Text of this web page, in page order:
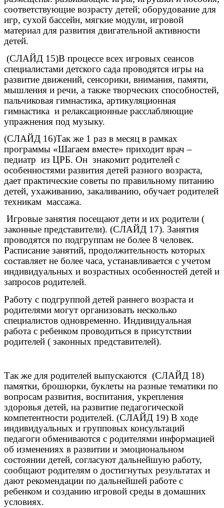
соответствующие возрасту детей; оборудование для
игр, сухой бассейн, мягкие модули, игровой
материал для развития двигательной активности
детей.
(СЛАЙД 15)В процессе всех игровых сеансов
специалистами детского сада проводятся игры на
развитие движений, сенсорики, внимания, памяти,
мышления и речи, а также творческих способностей,
пальчиковая гимнастика, артикуляционная
гимнастика и релаксационные расслабляющие
упражнения под музыку.
(СЛАЙД 16)Так же 1 раз в месяц в рамках
программы «Шагаем вместе» приходит врач –
педиатр из ЦРБ. Он знакомит родителей с
особенностями развития детей разного возраста,
дает практические советы по правильному питанию
детей, ухаживанию, закаливанию, обучает родителей
техникам массажа.
Игровые занятия посещают дети и их родители (
законные представители). (СЛАЙД 17). Занятия
проводятся по подгруппам не более 8 человек.
Расписание занятий, продолжительность которых
составляет не более часа, устанавливается с учетом
индивидуальных и возрастных особенностей детей и
запросов родителей.
Работу с подгруппой детей раннего возраста и
родителями могут организовать несколько
специалистов одновременно. Индивидуальная
работа с ребенком проводиться в присутствии
родителей ( законных представителей).
Так же для родителей выпускаются (СЛАЙД 18)
памятки, брошюрки, буклеты на разные тематики по
вопросам развития, воспитания, укрепления
здоровья детей, на развитие педагогической
компетентности родителей. (СЛАЙД 19) В ходе
индивидуальных и групповых консультаций
педагоги обмениваются с родителями информацией
об изменениях в развитии и эмоциональном
состоянии детей, согласуют дальнейшую работу,
сообщают родителям о достигнутых результатах и
дают рекомендации по дальнейшей работе с
ребенком и созданию игровой среды в домашних
условиях.